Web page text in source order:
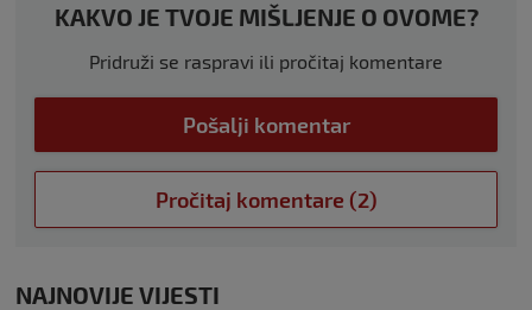
KAKVO JE TVOJE MIŠLJENJE O OVOME?
Pridruži se raspravi ili pročitaj komentare
Pošalji komentar
Pročitaj komentare (2)
NAJNOVIJE VIJESTI